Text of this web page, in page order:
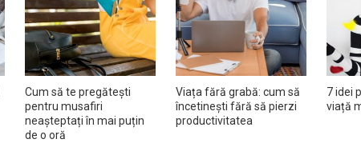
Cum să te pregătești
pentru musafiri
neașteptați în mai puțin
de o oră
Viața fără grabă: cum să
încetinești fără să pierzi
productivitatea
7 idei
viață